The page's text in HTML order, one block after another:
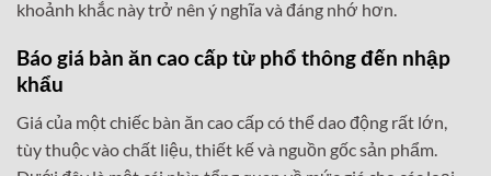
khoảnh khắc này trở nên ý nghĩa và đáng nhớ hơn.
Báo giá bàn ăn cao cấp từ phổ thông đến nhập
khẩu
Giá của một chiếc bàn ăn cao cấp có thể dao động rất lớn,
tùy thuộc vào chất liệu, thiết kế và nguồn gốc sản phẩm.